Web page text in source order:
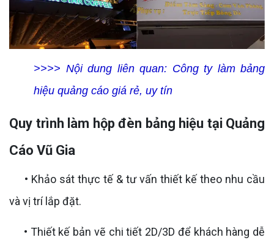
>>>> Nội dung liên quan: Công ty làm bảng
hiệu quảng cáo giá rẻ, uy tín
Quy trình làm hộp đèn bảng hiệu tại Quảng
Cáo Vũ Gia
• Khảo sát thực tế & tư vấn thiết kế theo nhu cầu
và vị trí lắp đặt.
• Thiết kế bản vẽ chi tiết 2D/3D để khách hàng dễ